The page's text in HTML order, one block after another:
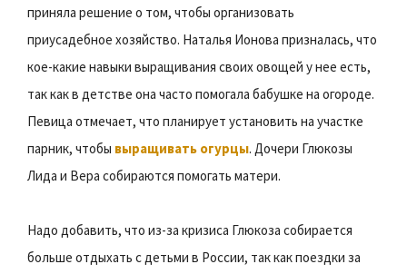
приняла решение о том, чтобы организовать
приусадебное хозяйство. Наталья Ионова призналась, что
кое-какие навыки выращивания своих овощей у нее есть,
так как в детстве она часто помогала бабушке на огороде.
Певица отмечает, что планирует установить на участке
парник, чтобы выращивать огурцы. Дочери Глюкозы
Лида и Вера собираются помогать матери.
Надо добавить, что из-за кризиса Глюкоза собирается
больше отдыхать с детьми в России, так как поездки за